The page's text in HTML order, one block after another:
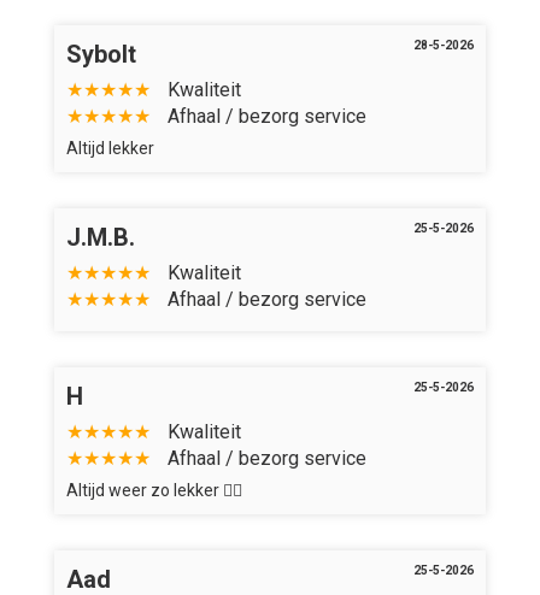
Sybolt
★★★★★
Kwaliteit
★★★★★
Afhaal / bezorg service
Altijd lekker
28-5-2026
J.M.B.
★★★★★
Kwaliteit
★★★★★
Afhaal / bezorg service
25-5-2026
H
★★★★★
Kwaliteit
★★★★★
Afhaal / bezorg service
Altijd weer zo lekker 👍🏻
25-5-2026
Aad 25-5-2026